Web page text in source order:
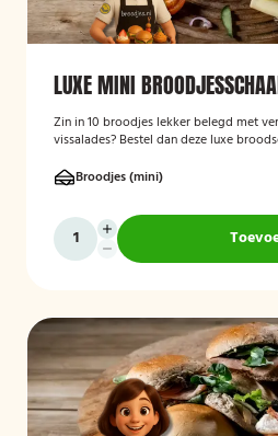
LUXE MINI
Zin in 10 broodjes lekker belegd met
vissalades? Bestel dan deze luxe
Broodjes (mini)